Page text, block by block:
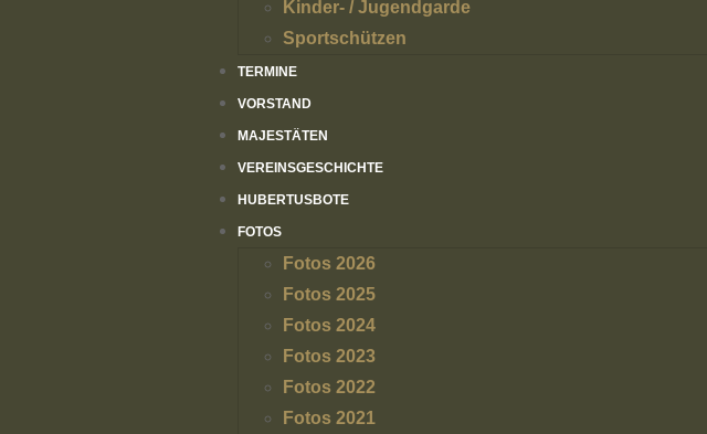
Kinder- / Jugendgarde
Sportschützen
TERMINE
VORSTAND
MAJESTÄTEN
VEREINSGESCHICHTE
HUBERTUSBOTE
FOTOS
Fotos 2026
Fotos 2025
Fotos 2024
Fotos 2023
Fotos 2022
Fotos 2021